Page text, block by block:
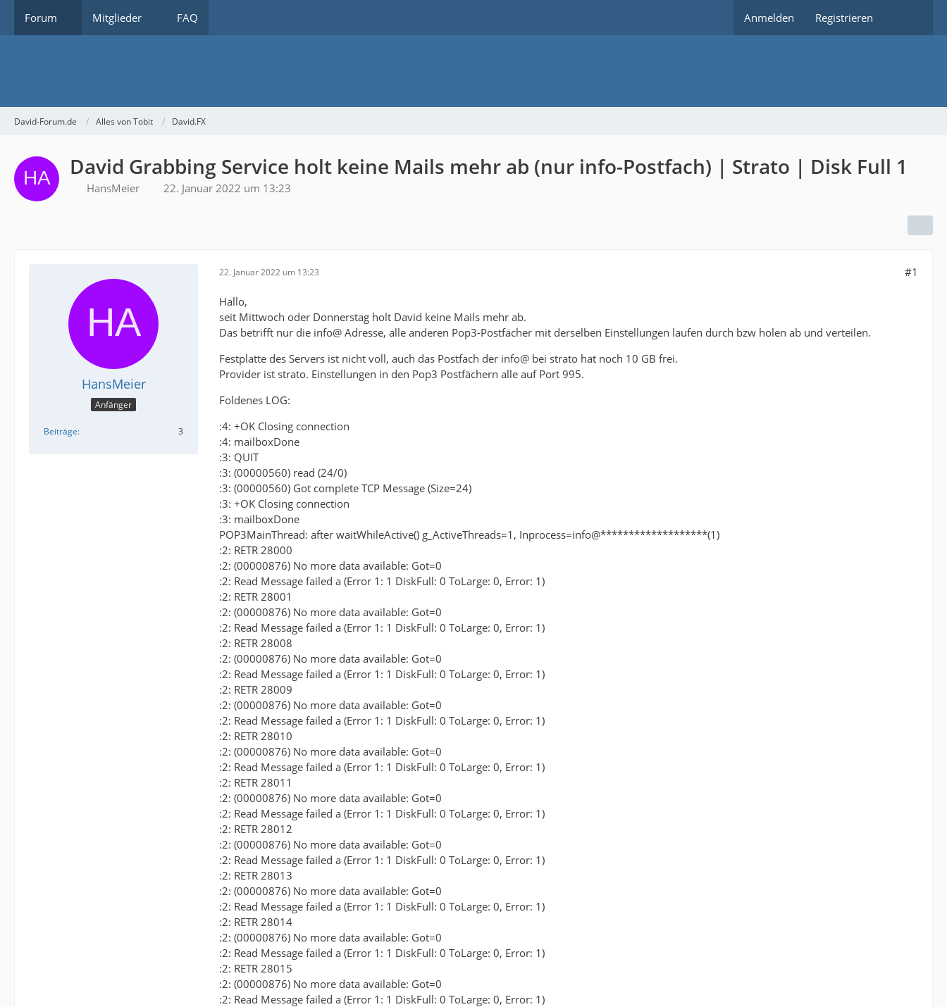
Forum Mitglieder FAQ Anmelden Registrieren
David-Forum.de Alles von Tobit David.FX
David Grabbing Service holt keine Mails mehr ab (nur info-Postfach) | Strato | Disk Full 1
HansMeier 22. Januar 2022 um 13:23
HansMeier
Anfänger
Beiträge 3
22. Januar 2022 um 13:23 #1
Hallo,
seit Mittwoch oder Donnerstag holt David keine Mails mehr ab.
Das betrifft nur die info@ Adresse, alle anderen Pop3-Postfächer mit derselben Einstellungen laufen durch bzw holen ab und verteilen.
Festplatte des Servers ist nicht voll, auch das Postfach der info@ bei strato hat noch 10 GB frei.
Provider ist strato. Einstellungen in den Pop3 Postfächern alle auf Port 995.
Foldenes LOG:
:4: +OK Closing connection
:4: mailboxDone
:3: QUIT
:3: (00000560) read (24/0)
:3: (00000560) Got complete TCP Message (Size=24)
:3: +OK Closing connection
:3: mailboxDone
POP3MainThread: after waitWhileActive() g_ActiveThreads=1, Inprocess=info@*******************(1)
:2: RETR 28000
:2: (00000876) No more data available: Got=0
:2: Read Message failed a (Error 1: 1 DiskFull: 0 ToLarge: 0, Error: 1)
:2: RETR 28001
:2: (00000876) No more data available: Got=0
:2: Read Message failed a (Error 1: 1 DiskFull: 0 ToLarge: 0, Error: 1)
:2: RETR 28008
:2: (00000876) No more data available: Got=0
:2: Read Message failed a (Error 1: 1 DiskFull: 0 ToLarge: 0, Error: 1)
:2: RETR 28009
:2: (00000876) No more data available: Got=0
:2: Read Message failed a (Error 1: 1 DiskFull: 0 ToLarge: 0, Error: 1)
:2: RETR 28010
:2: (00000876) No more data available: Got=0
:2: Read Message failed a (Error 1: 1 DiskFull: 0 ToLarge: 0, Error: 1)
:2: RETR 28011
:2: (00000876) No more data available: Got=0
:2: Read Message failed a (Error 1: 1 DiskFull: 0 ToLarge: 0, Error: 1)
:2: RETR 28012
:2: (00000876) No more data available: Got=0
:2: Read Message failed a (Error 1: 1 DiskFull: 0 ToLarge: 0, Error: 1)
:2: RETR 28013
:2: (00000876) No more data available: Got=0
:2: Read Message failed a (Error 1: 1 DiskFull: 0 ToLarge: 0, Error: 1)
:2: RETR 28014
:2: (00000876) No more data available: Got=0
:2: Read Message failed a (Error 1: 1 DiskFull: 0 ToLarge: 0, Error: 1)
:2: RETR 28015
:2: (00000876) No more data available: Got=0
:2: Read Message failed a (Error 1: 1 DiskFull: 0 ToLarge: 0, Error: 1)